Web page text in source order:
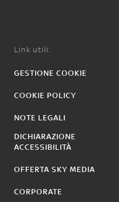
Link utili:
GESTIONE COOKIE
COOKIE POLICY
NOTE LEGALI
DICHIARAZIONE
ACCESSIBILITÀ
OFFERTA SKY MEDIA
CORPORATE